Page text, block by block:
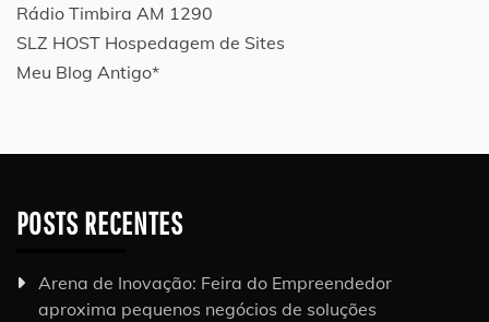
Rádio Timbira AM 1290
SLZ HOST Hospedagem de Sites
Meu Blog Antigo*
POSTS RECENTES
Arena de Inovação: Feira do Empreendedor
aproxima pequenos negócios de soluções